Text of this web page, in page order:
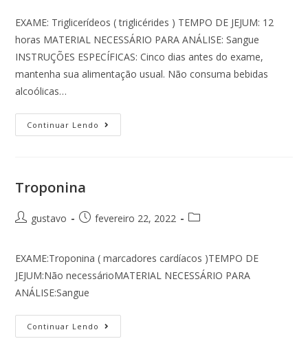
EXAME: Triglicerídeos ( triglicérides ) TEMPO DE JEJUM: 12
horas MATERIAL NECESSÁRIO PARA ANÁLISE: Sangue
INSTRUÇÕES ESPECÍFICAS: Cinco dias antes do exame,
mantenha sua alimentação usual. Não consuma bebidas
alcoólicas…
Continuar Lendo
Troponina
gustavo fevereiro 22, 2022
EXAME:Troponina ( marcadores cardíacos )TEMPO DE
JEJUM:Não necessárioMATERIAL NECESSÁRIO PARA
ANÁLISE:Sangue
Continuar Lendo